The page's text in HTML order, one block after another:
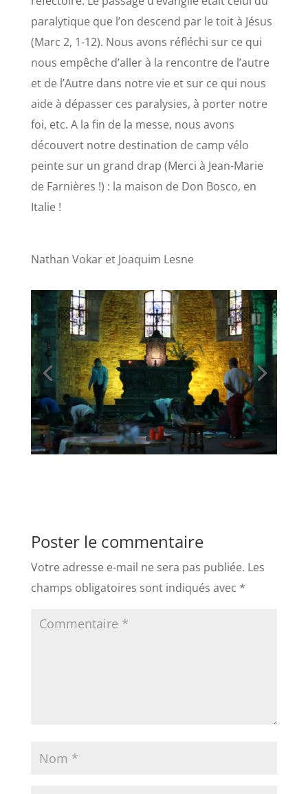
paralytique que l’on descend par le toit à Jésus
(Marc 2, 1-12). Nous avons réfléchi sur ce qui
nous empêche d’aller à la rencontre de l’autre
et de l’Autre dans notre vie et sur ce qui nous
aide à dépasser ces paralysies, à porter notre
foi, etc. A la fin de la messe, nous avons
découvert notre destination de camp vélo
peinte sur un grand drap (Merci à Jean-Marie
de Farnières !) : la maison de Don Bosco, en
Italie !
Nathan Vokar et Joaquim Lesne
Poster le commentaire
Votre adresse e-mail ne sera pas publiée. Les
champs obligatoires sont indiqués avec *